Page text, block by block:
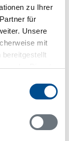
zu Ihrer
für
Unsere
mit
bereitgestellt
der Dienste
zu sein!